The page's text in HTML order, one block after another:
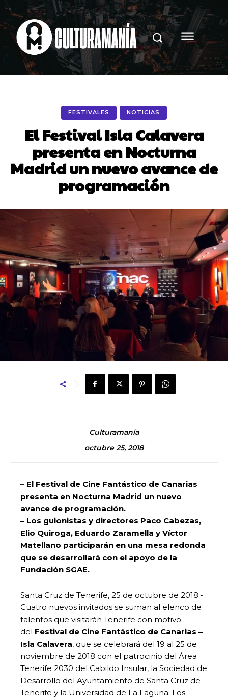
FESTIVALES NOTICIAS
El Festival Isla Calavera
presenta en Nocturna
Madrid un nuevo avance de
programación
Culturamanía
octubre 25, 2018
– El Festival de Cine Fantástico de Canarias
presenta en Nocturna Madrid un nuevo
avance de programación.
– Los guionistas y directores Paco Cabezas,
Elio Quiroga, Eduardo Zaramella y Víctor
Matellano participarán en una mesa redonda
que se desarrollará con el apoyo de la
Fundación SGAE.
Santa Cruz de Tenerife, 25 de octubre de 2018.-
Cuatro nuevos invitados se suman al elenco de
talentos que visitarán Tenerife con motivo
del Festival de Cine Fantástico de Canarias –
Isla Calavera, que se celebrará del 19 al 25 de
noviembre de 2018 con el patrocinio del Área
Tenerife 2030 del Cabildo Insular, la Sociedad de
Desarrollo del Ayuntamiento de Santa Cruz de
Tenerife y la Universidad de La Laguna. Los